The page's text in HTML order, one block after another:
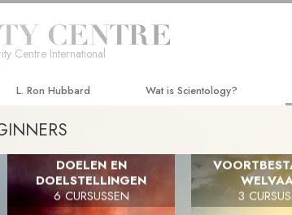
Centre International
L. Ron Hubbard Wat is Scientology?
De Credo’s en Codes van
Wat scientologen zeggen over
Scientology
DOELEN EN
DOELSTELLINGEN
6 CURSUSSEN
3